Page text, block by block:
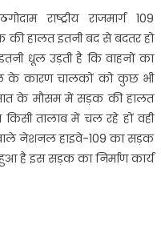
सड़क
की
हालत
हो
गई
बद
से
बदतर,वाहनों
राष्ट्रीय राजमार्ग 109
हालत इतनी बद से बदतर हो
धूल उड़ती है कि वाहनों का
के कारण चालकों को कुछ भी
के मौसम में सड़क की हालत
तालाब में चल रहे हों वही
नेशनल हाइवे-109 का सड़क
है इस सड़क का निर्माण कार्य